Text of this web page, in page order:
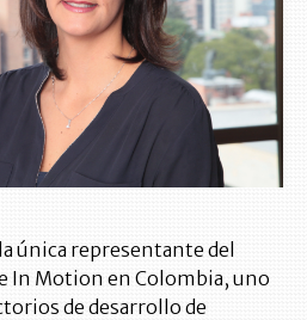
única representante del
In Motion en Colombia, uno
de desarrollo de